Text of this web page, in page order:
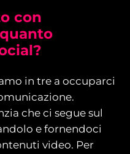
con
in tre a occuparci
che ci segue sul
e fornendoci
video. Per